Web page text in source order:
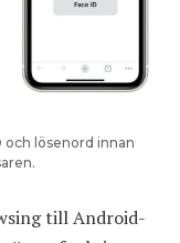
och lösenord innan
till Android-